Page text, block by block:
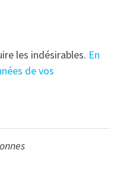
les indésirables. En
de vos